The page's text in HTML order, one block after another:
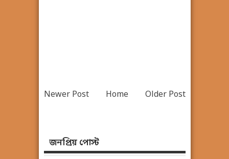
Newer Post Older Post
Home
জনপ্রিয় পোস্ট